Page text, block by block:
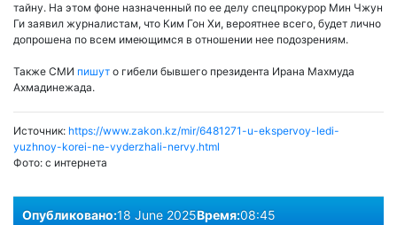
тайну. На этом фоне назначенный по ее делу спецпрокурор Мин Чжун
Ги заявил журналистам, что Ким Гон Хи, вероятнее всего, будет лично
допрошена по всем имеющимся в отношении нее подозрениям.
Также СМИ пишут о гибели бывшего президента Ирана Махмуда
Ахмадинежада.
Источник: https://www.zakon.kz/mir/6481271-u-ekspervoy-ledi-
yuzhnoy-korei-ne-vyderzhali-nervy.html
Фото: с интернета
Опубликовано:18 June 2025Время:08:45